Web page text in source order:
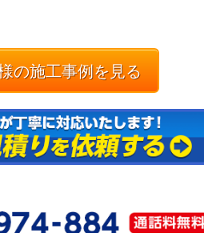
の施工事例を見る